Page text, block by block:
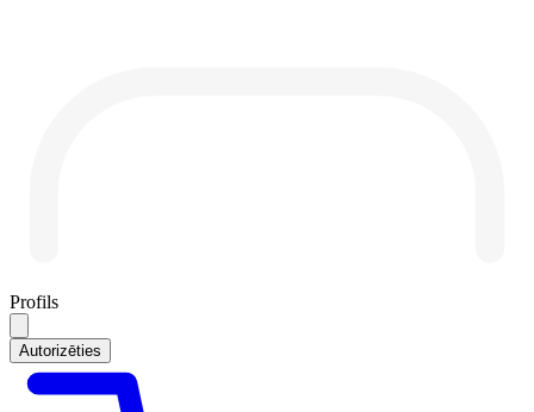
Profils
Autorizēties